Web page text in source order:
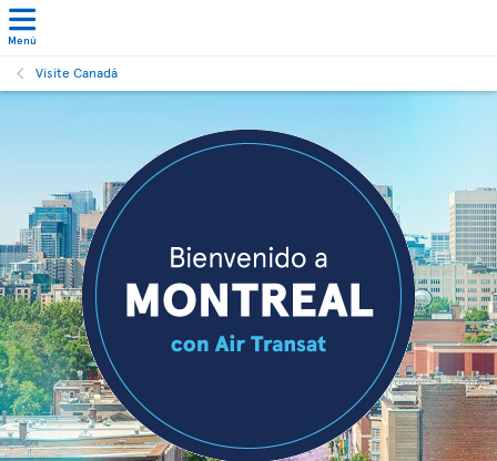
Menú
Visite Canadá